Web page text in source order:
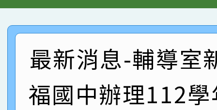
臺灣台語-第二名
市賽榮獲科學小創客佳
創客第三名。
賀！本校參加桃園市中
賽 洪綺君教師榮獲社
名
倩參加桃園市科展 國
名 指導老師王老師、
賀！本校四年二班張O
園市英語競賽國小朗讀
賀！本校參加桃園市中
最新消息-輔導室
福國中辦理112